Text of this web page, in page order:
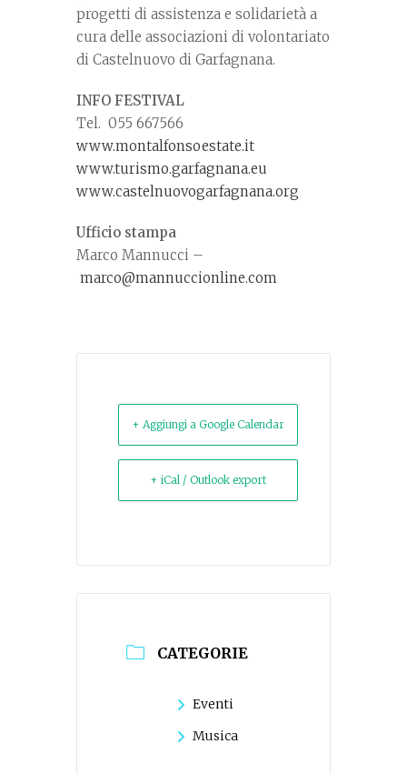
progetti di assistenza e solidarietà a
cura delle associazioni di volontariato
di Castelnuovo di Garfagnana.
INFO FESTIVAL
Tel. 055 667566
www.montalfonsoestate.it
www.turismo.garfagnana.eu
www.castelnuovogarfagnana.org
Ufficio stampa
Marco Mannucci –
marco@mannuccionline.com
+ Aggiungi a Google Calendar
+ iCal / Outlook export
CATEGORIE
Eventi
Musica